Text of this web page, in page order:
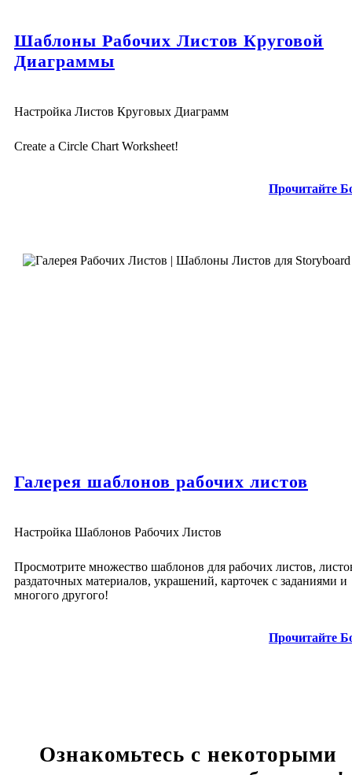
Шаблоны Рабочих Листов Круговой
Диаграммы
Настройка Листов Круговых Диаграмм
Create a Circle Chart Worksheet!
Прочитайте
Галерея шаблонов рабочих листов
Настройка Шаблонов Рабочих Листов
Просмотрите множество шаблонов для рабочих листов,
раздаточных материалов, украшений, карточек с заданиями и
многого другого!
Прочитайте
Ознакомьтесь с некоторыми